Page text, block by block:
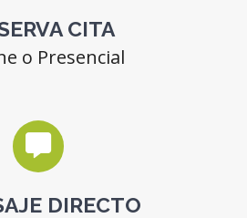
CITA
o Presencial
DIRECTO